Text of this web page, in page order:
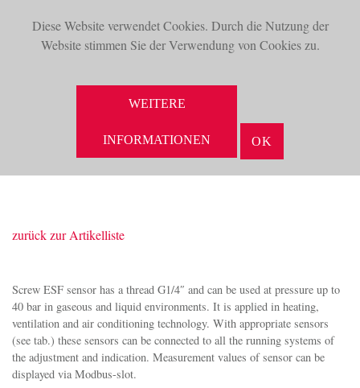
Diese Website verwendet Cookies. Durch die Nutzung der
Website stimmen Sie der Verwendung von Cookies zu.
WEITERE
INFORMATIONEN OK
zurück zur Artikelliste
Screw ESF sensor has a thread G1/4″ and can be used at pressure up to
40 bar in gaseous and liquid environments. It is applied in heating,
ventilation and air conditioning technology. With appropriate sensors
(see tab.) these sensors can be connected to all the running systems of
the adjustment and indication. Measurement values of sensor can be
displayed via Modbus-slot.